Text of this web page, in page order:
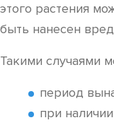
этого растения
быть нанесен
Такими случаями
период
при